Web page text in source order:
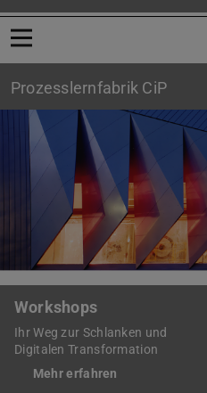
Menü öffnen
Prozesslernfabrik CiP
Workshops
Ihr Weg zur Schlanken und
Digitalen Transformation
Mehr erfahren